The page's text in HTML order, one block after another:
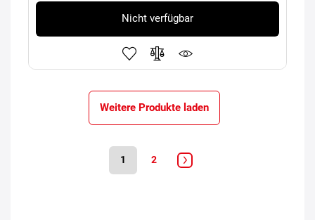
Nicht verfügbar
Weitere Produkte laden
1 2